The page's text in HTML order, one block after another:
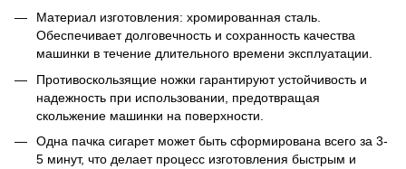
Материал изготовления: хромированная сталь.
Обеспечивает долговечность и сохранность качества
машинки в течение длительного времени эксплуатации.
Противоскользящие ножки гарантируют устойчивость и
надежность при использовании, предотвращая
скольжение машинки на поверхности.
Одна пачка сигарет может быть сформирована всего за 3-
5 минут, что делает процесс изготовления быстрым и